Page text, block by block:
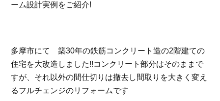
ーム設計実例をご紹介!
多摩市にて 築30年の鉄筋コンクリート造の2階建ての
住宅を大改造しました!!コンクリート部分はそのままで
すが、それ以外の間仕切りは撤去し間取りを大きく変え
るフルチェンジのリフォームです